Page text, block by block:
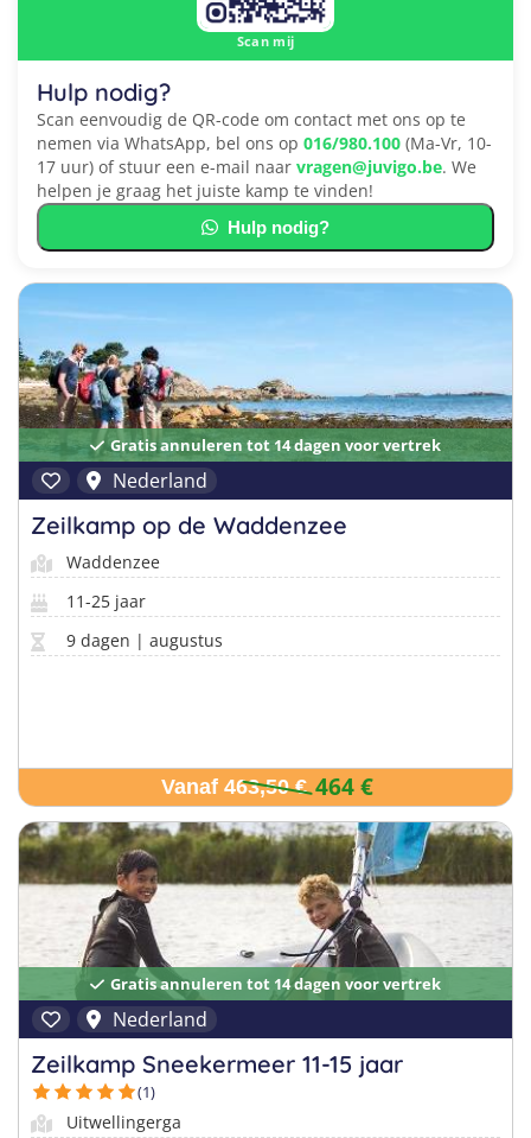
Scan mij
Hulp nodig?
Scan eenvoudig de QR-code om contact met ons op te
nemen via WhatsApp, bel ons op 016/980.100 (Ma-Vr, 10-
17 uur) of stuur een e-mail naar vragen@juvigo.be. We
helpen je graag het juiste kamp te vinden!
Hulp nodig?
Gratis annuleren tot 14 dagen voor vertrek
Nederland
Zeilkamp op de Waddenzee
Waddenzee
11-25 jaar
9 dagen | augustus
Vanaf 463,50 € 464 €
Gratis annuleren tot 14 dagen voor vertrek
Nederland
Zeilkamp Sneekermeer 11-15 jaar
(1)
Uitwellingerga